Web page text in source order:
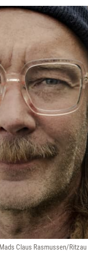
Claus Rasmussen/Ritzau